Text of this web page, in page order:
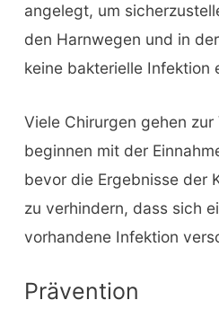
angelegt, um
den Harnwegen und in
keine bakterielle Infektion
Viele Chirurgen gehen
beginnen mit der
bevor die Ergebnisse der
zu verhindern, dass sich
vorhandene Infektion
Prävention